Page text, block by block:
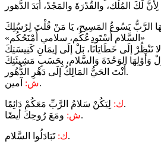
«السَّلام أَسْتَودِعُكُم، سلامي أَمْنَحُكُم»
أَنْتَ الحَيُّ المَالِكُ إلَى دَهْرِ الدُّهُور.
ش:آمين.
ك:لِيَكُنْ سَلامُ الرَّبِّ مَعَكُمْ دَائِمًا.
ش:ومَعَ رُوحِكَ أيضًا.
ك:تَبَادَلُوا السَّلام.